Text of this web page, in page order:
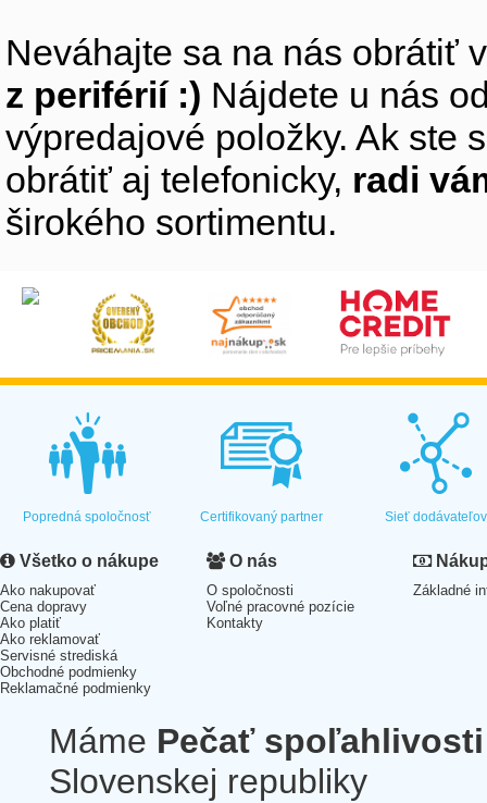
Neváhajte sa na nás obrátiť
z periférií :) Nájdete u nás
výpredajové položky. Ak ste
obrátiť aj telefonicky, radi
širokého sortimentu.
Popredná spoločnosť Certifikovaný partner Sieť dodávateľov
Všetko o nákupe
Ako nakupovať
Cena dopravy
Ako platiť
Ako reklamovať
Servisné strediská
Obchodné podmienky
Reklamačné podmienky
O nás
O spoločnosti
Voľné pracovné pozície
Kontakty
Základné
Máme Pečať spoľahlivosti
Slovenskej republiky